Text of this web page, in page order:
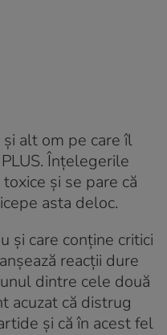
alt om pe care îl
Înțelegerile
și se pare că
asta deloc.
și care conține critici
reacții dure
dintre cele două
acuzat că distrug
și că în acest fel